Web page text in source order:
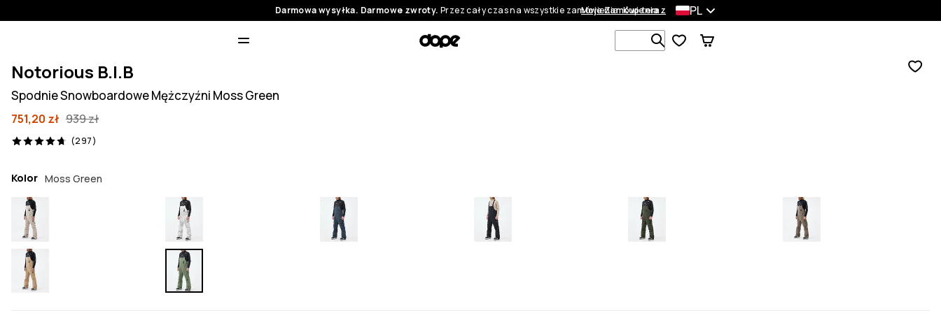
Darmowa wysyłka. Darmowe zwroty. Przez cały czas na wszystkie zamówienia.Kup teraz
Moje Zamówienia PL
Szukaj w 1 000+ produktach
Notorious B.I.B
Spodnie Snowboardowe Mężczyźni Moss Green
751,20 zł 939 zł
(297)
297 recenzje, 4.7/5
Kolor Moss Green